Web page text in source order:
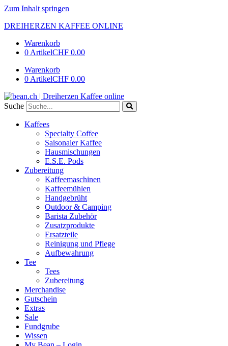
Zum Inhalt springen
DREIHERZEN KAFFEE ONLINE
Warenkorb
0 ArtikelCHF 0.00
Warenkorb
0 ArtikelCHF 0.00
Suche
Kaffees
Specialty Coffee
Saisonaler Kaffee
Hausmischungen
E.S.E. Pods
Zubereitung
Kaffeemaschinen
Kaffeemühlen
Handgebrüht
Outdoor & Camping
Barista Zubehör
Zusatzprodukte
Ersatzteile
Reinigung und Pflege
Aufbewahrung
Tee
Tees
Zubereitung
Merchandise
Gutschein
Extras
Sale
Fundgrube
Wissen